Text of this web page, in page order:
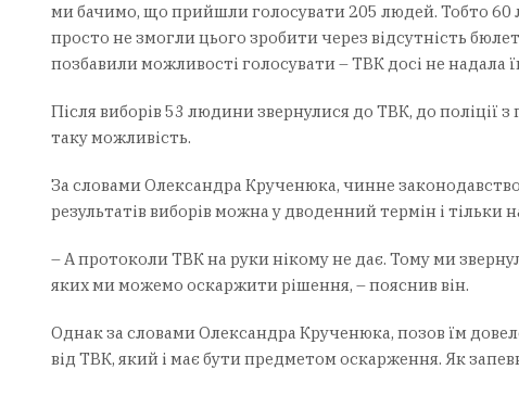
ми бачимо, що прийшли голосувати 205 людей. Тобто 60
просто не змогли цього зробити через відсутність
позбавили можливості голосувати – ТВК досі не надала
Після виборів 53 людини звернулися до ТВК, до поліції
таку можливість.
За словами Олександра Крученюка, чинне
результатів виборів можна у дводенний термін і тільки
– А протоколи ТВК на руки нікому не дає. Тому ми
яких ми можемо оскаржити рішення, – пояснив він.
Однак за словами Олександра Крученюка, позов їм
від ТВК, який і має бути предметом оскарження. Як